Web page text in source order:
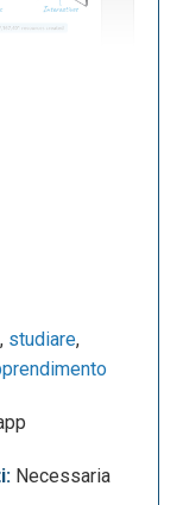
la
, studiare,
Necessaria